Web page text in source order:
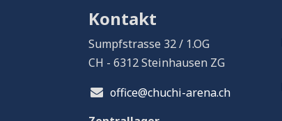
Kontakt
Sumpfstrasse 32 / 1.OG
CH - 6312 Steinhausen ZG
office@chuchi-arena.ch